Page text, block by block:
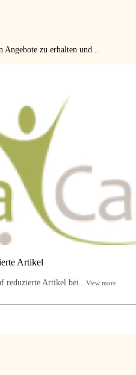
zu erhalten und...
Artikel
reduzierte Artikel bei... View more